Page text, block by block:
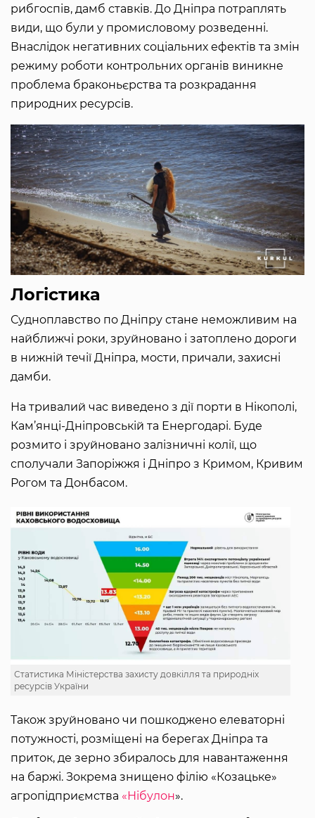
рибгоспів, дамб ставків. До Дніпра потраплять
види, що були у промисловому розведенні.
Внаслідок негативних соціальних ефектів та змін
режиму роботи контрольних органів виникне
проблема браконьєрства та розкрадання
природних ресурсів.
Логістика
Судноплавство по Дніпру стане неможливим на
найближчі роки, зруйновано і затоплено дороги
в нижній течії Дніпра, мости, причали, захисні
дамби.
На тривалий час виведено з дії порти в Нікополі,
Кам’янці-Дніпровській та Енергодарі. Буде
розмито і зруйновано залізничні колії, що
сполучали Запоріжжя і Дніпро з Кримом, Кривим
Рогом та Донбасом.
Статистика Міністерства захисту довкілля та природніх
ресурсів України
Також зруйновано чи пошкоджено елеваторні
потужності, розміщені на берегах Дніпра та
приток, де зерно збиралось для навантаження
на баржі. Зокрема знищено філію «Козацьке»
агропідприємства «Нібулон».